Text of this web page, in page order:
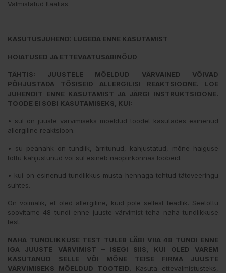
Valmistatud Itaalias.
KASUTUSJUHEND: LUGEDA ENNE KASUTAMIST
HOIATUSED JA ETTEVAATUSABINÕUD
TÄHTIS: JUUSTELE MÕELDUD VÄRVAINED VÕIVAD
PÕHJUSTADA TÕSISEID ALLERGILISI REAKTSIOONE. LOE
JUHENDIT ENNE KASUTAMIST JA JÄRGI INSTRUKTSIOONE.
TOODE EI SOBI KASUTAMISEKS, KUI:
• sul on juuste värvimiseks mõeldud toodet kasutades esinenud
allergiline reaktsioon.
• su peanahk on tundlik, ärritunud, kahjustatud, mõne haiguse
tõttu kahjustunud või sul esineb näopiirkonnas lööbeid.
• kui on esinenud tundlikkus musta hennaga tehtud tätoveeringu
suhtes.
On võimalik, et oled allergiline, kuid pole sellest teadlik. Seetõttu
soovitame 48 tundi enne juuste värvimist teha naha tundlikkuse
test.
NAHA TUNDLIKKUSE TEST TULEB LÄBI VIIA 48 TUNDI ENNE
IGA JUUSTE VÄRVIMIST – ISEGI SIIS, KUI OLED VAREM
KASUTANUD SELLE VÕI MÕNE TEISE FIRMA JUUSTE
VÄRVIMISEKS MÕELDUD TOOTEID. Kasuta ettevalmistusteks,